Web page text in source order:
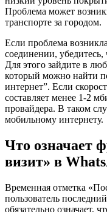
Проблема может
транспорте за городом.
Если проблема
соединении, убедитесь,
Для этого зайдите в
который можно найти
интернет”. Если
составляет менее 1-2
провайдера. В таком
мобильному интернету.
Что означает
визит» в
Временная отметка
пользователь
обязательно означает,